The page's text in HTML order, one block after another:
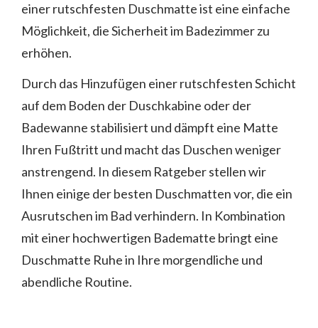
einer rutschfesten Duschmatte ist eine einfache
Möglichkeit, die Sicherheit im Badezimmer zu
erhöhen.
Durch das Hinzufügen einer rutschfesten Schicht
auf dem Boden der Duschkabine oder der
Badewanne stabilisiert und dämpft eine Matte
Ihren Fußtritt und macht das Duschen weniger
anstrengend. In diesem Ratgeber stellen wir
Ihnen einige der besten Duschmatten vor, die ein
Ausrutschen im Bad verhindern. In Kombination
mit einer hochwertigen Badematte bringt eine
Duschmatte Ruhe in Ihre morgendliche und
abendliche Routine.